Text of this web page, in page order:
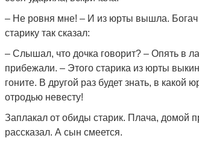
– Не ровня мне! – И из юрты вышла. Богач
старику так сказал:
– Слышал, что дочка говорит? – Опять в
прибежали. – Этого старика из юрты
гоните. В другой раз будет знать, в какой
отродью невесту!
Заплакал от обиды старик. Плача, домой
рассказал. А сын смеется.